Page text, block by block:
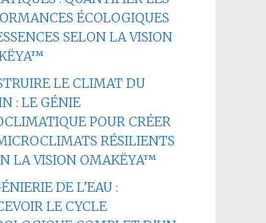
ÉCOLOGIQUES
SELON LA VISION
LE CLIMAT DU
: LE GÉNIE
POUR CRÉER
RÉSILIENTS
LA VISION OMAKËYA™
DE L’EAU :
LE CYCLE